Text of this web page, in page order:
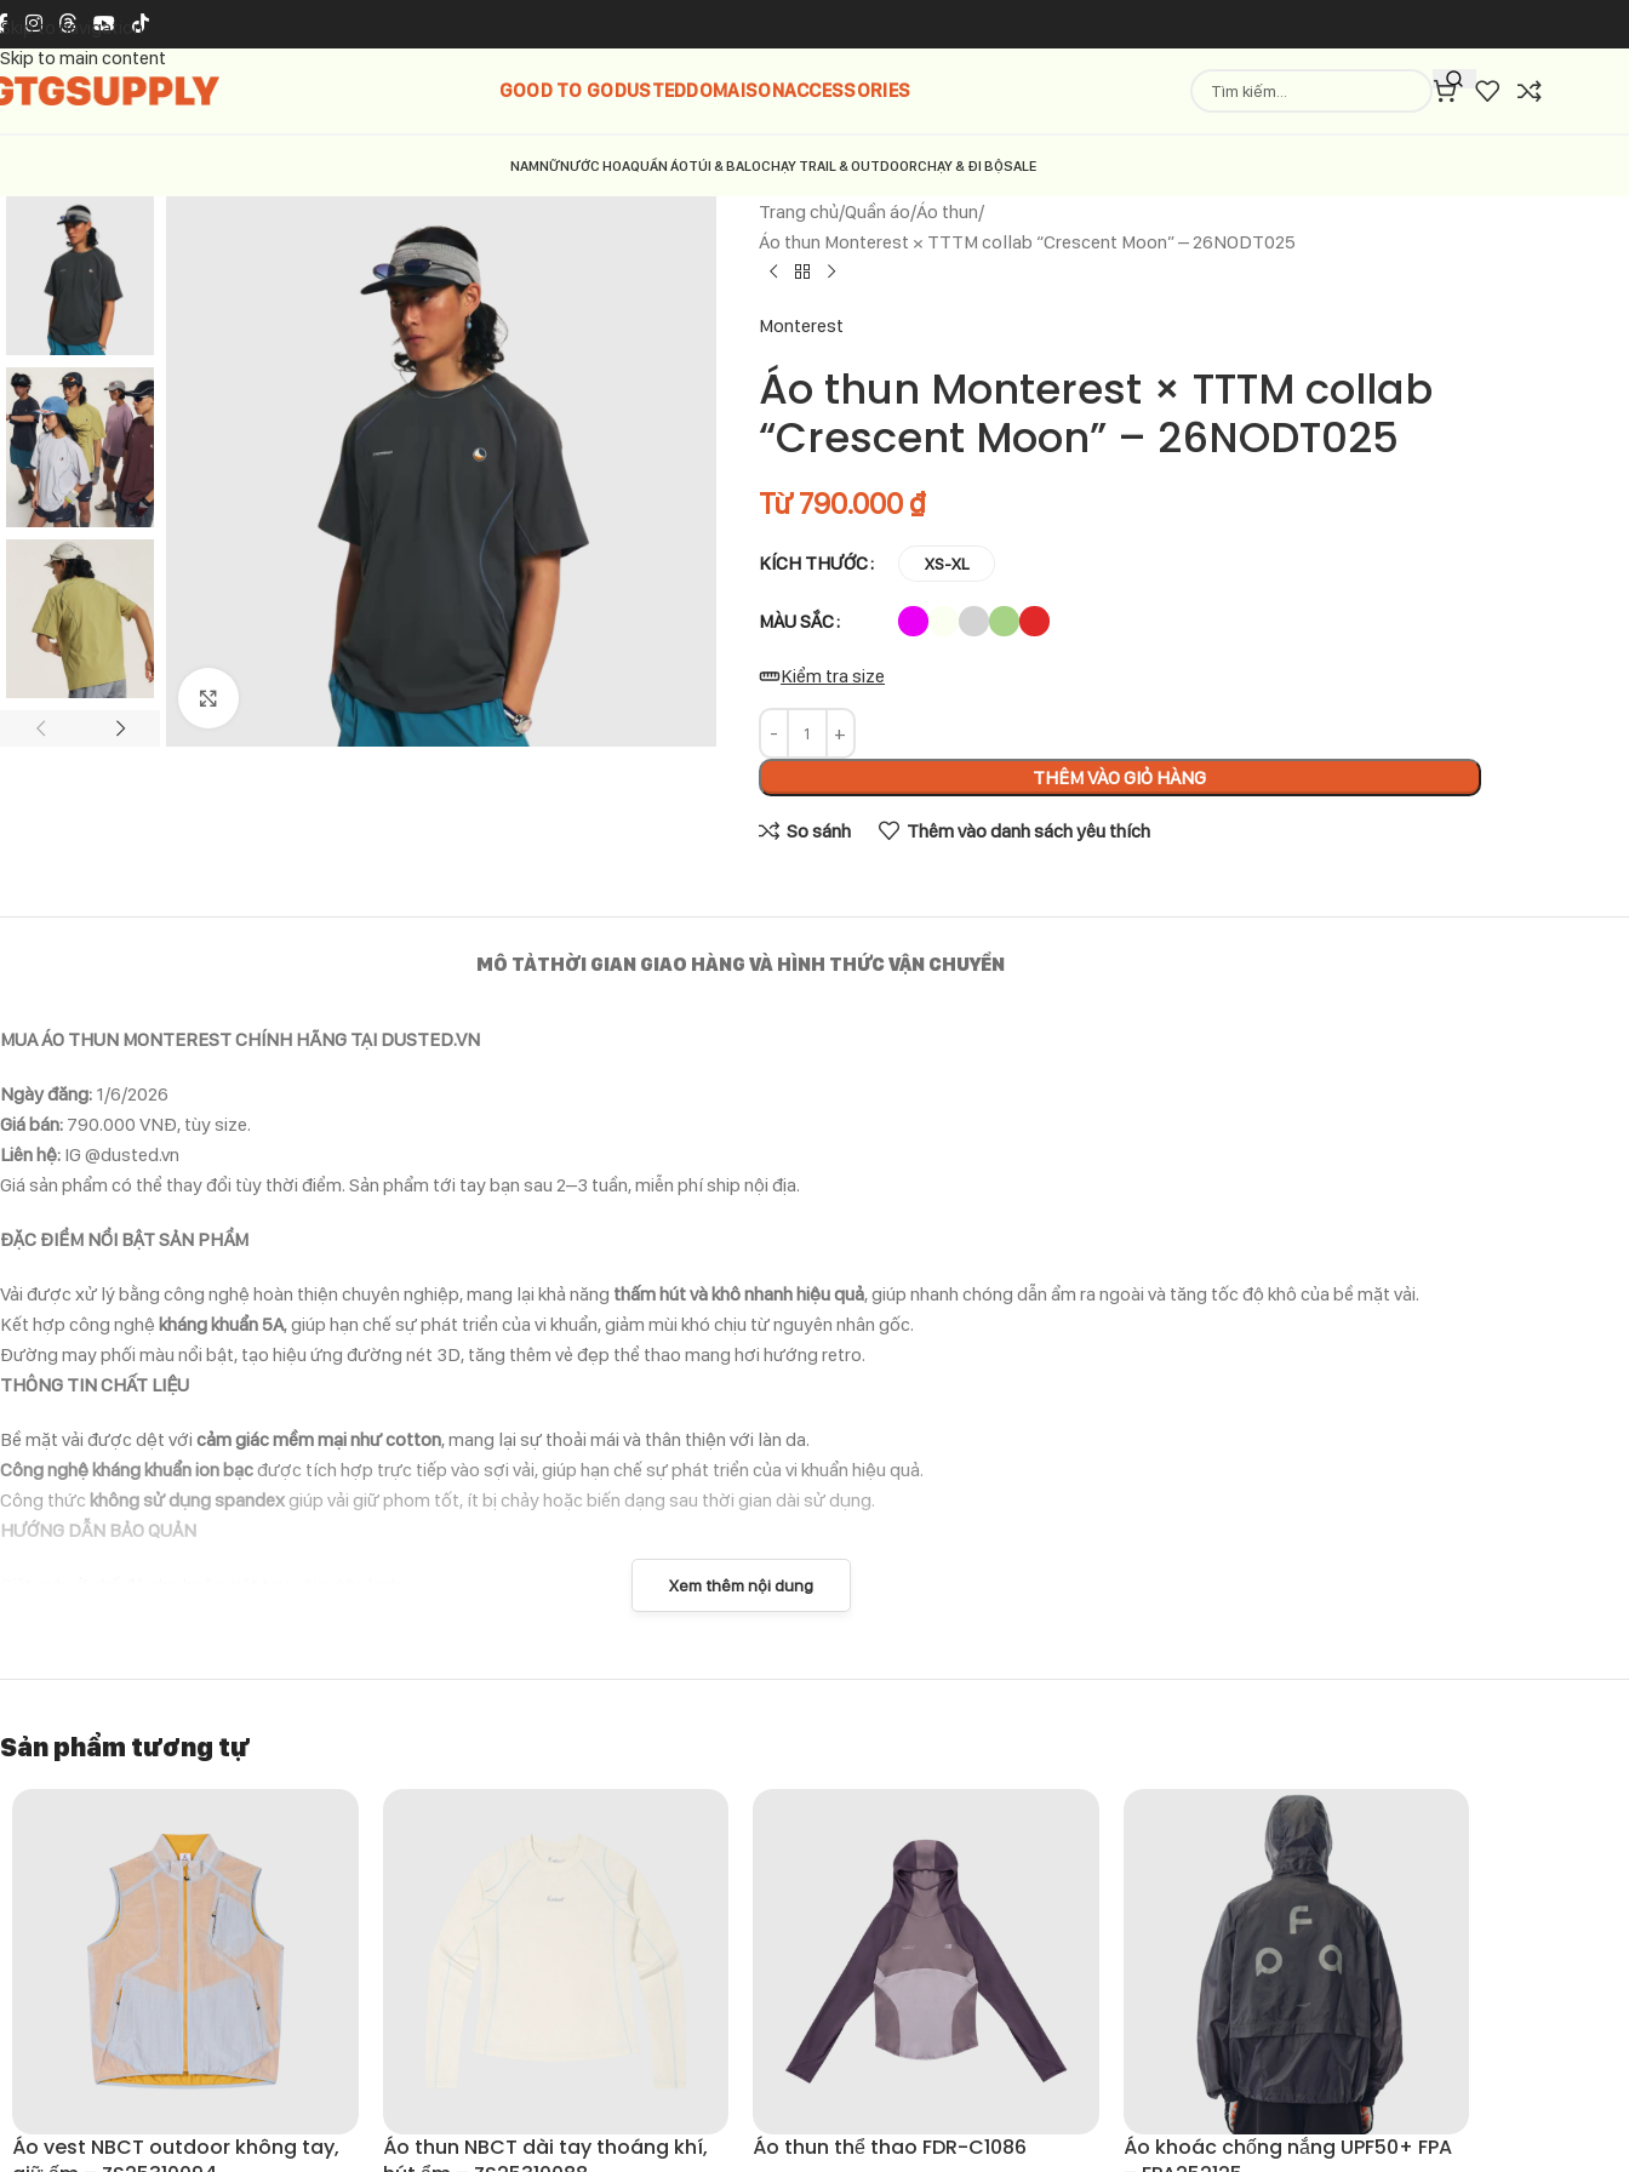
Skip to navigation
Skip to main content
GOOD TO GODUSTEDDOMAISONACCESSORIES
NAMNỮNƯỚC HOAQUẦN ÁOTÚI & BALOCHẠY TRAIL & OUTDOORCHẠY & ĐI BỘSALE
Click to enlarge
Trang chủ Quần áo Áo thun
Áo thun Monterest × TTTM collab “Crescent Moon” – 26NODT025
Monterest
Áo thun Monterest × TTTM collab
“Crescent Moon” – 26NODT025
Từ790.000 ₫
KÍCH THƯỚC XS-XL
MÀU SẮC
Kiểm tra size
THÊM VÀO GIỎ HÀNG
So sánh Thêm vào danh sách yêu thích
MÔ TẢTHỜI GIAN GIAO HÀNG VÀ HÌNH THỨC VẬN CHUYỂN
MUA ÁO THUN MONTEREST CHÍNH HÃNG TẠI DUSTED.VN
Ngày đăng: 1/6/2026
Giá bán: 790.000 VNĐ, tùy size.
Liên hệ: IG @dusted.vn
Giá sản phẩm có thể thay đổi tùy thời điểm. Sản phẩm tới tay bạn sau 2–3 tuần, miễn phí ship nội địa.
ĐẶC ĐIỂM NỔI BẬT SẢN PHẨM
Vải được xử lý bằng công nghệ hoàn thiện chuyên nghiệp, mang lại khả năng thấm hút và khô nhanh hiệu quả, giúp nhanh chóng dẫn ẩm ra ngoài và tăng tốc độ khô của bề mặt vải.
Kết hợp công nghệ kháng khuẩn 5A, giúp hạn chế sự phát triển của vi khuẩn, giảm mùi khó chịu từ nguyên nhân gốc.
Đường may phối màu nổi bật, tạo hiệu ứng đường nét 3D, tăng thêm vẻ đẹp thể thao mang hơi hướng retro.
THÔNG TIN CHẤT LIỆU
Bề mặt vải được dệt với cảm giác mềm mại như cotton, mang lại sự thoải mái và thân thiện với làn da.
Công nghệ kháng khuẩn ion bạcđược tích hợp trực tiếp vào sợi vải, giúp hạn chế sự phát triển của vi khuẩn hiệu quả.
Công thức không sử dụng spandex giúp vải giữ phom tốt, ít bị chảy hoặc biến dạng sau thời gian dài sử dụng.
HƯỚNG DẪN BẢO QUẢN
Phơi nơi thoáng mát, ủi ở nhiệt độ thấp.
Xem thêm nội dung
Sản phẩm tương tự
Áo vest NBCT outdoor không tay,
Áo thun NBCT dài tay thoáng khí,
Áo thun thể thao FDR-C1086
Áo khoác chống nắng UPF50+ FPA